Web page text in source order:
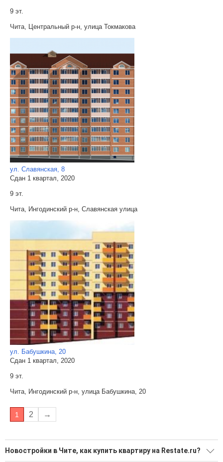
9 эт.
Чита, Центральный р-н, улица Токмакова
ул. Славянская, 8
Сдан 1 квартал, 2020
9 эт.
Чита, Ингодинский р-н, Славянская улица
ул. Бабушкина, 20
Сдан 1 квартал, 2020
9 эт.
Чита, Ингодинский р-н, улица Бабушкина, 20
1 2 →
Новостройки в Чите, как купить квартиру на Restate.ru?